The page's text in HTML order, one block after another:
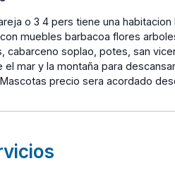
o 3 4 pers tiene una
muebles barbacoa flores
cabarceno soplao, potes, san
mar y la montaña para
precio sera acordado